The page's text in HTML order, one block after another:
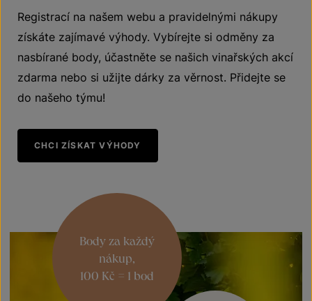
Registrací na našem webu a pravidelnými nákupy
získáte zajímavé výhody. Vybírejte si odměny za
nasbírané body, účastněte se našich vinařských akcí
zdarma nebo si užijte dárky za věrnost. Přidejte se
do našeho týmu!
CHCI ZÍSKAT VÝHODY
Body za každý
nákup,
100 Kč = 1 bod